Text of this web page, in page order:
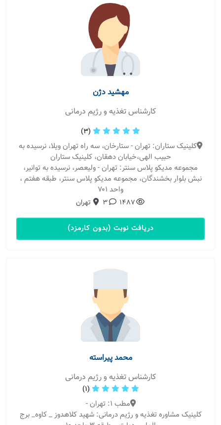
مهشید دژن
کارشناس تغذیه و رژیم درمانی
(3)
کلینیک ستاران: تهران - ستارخان، سه راه تهران ویلا، نرسیده به
حبیب الهی،خیابان دهقان، کلینیک ستاران
مجموعه مدیکو پلاس سنتر: تهران - ولیعصر، نرسیده به توانیر،
نبش بلوار بخشندگان، مجموعه مدیکو پلاس سنتر، طبقه هفتم ،
واحد ۷۰۱
1487
3 تهران
دریافت نوبت (بدون کارمزد)
محمد پیراسته
کارشناس تغذیه و رژیم درمانی
(1)
مطب 1: تهران -
کلینیک مشاوره تغذیه و رژیم درمانی: شهید کلاهدوز _ کاوه_ برج